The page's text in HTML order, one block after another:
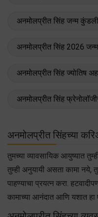
अनमोलप्रीत सिंह जन्म
अनमोलप्रीत सिंह 2026
अनमोलप्रीत सिंह ज्योतिष
अनमोलप्रीत सिंह
अनमोलप्रीत सिंहच्या
तुमच्या व्यावसायिक आयुष्यात
तुम्ही अनुयायी असता कामा नये,
पाहण्याचा प्रयत्न करा.
कामाच्या आनंदात आणि यशात